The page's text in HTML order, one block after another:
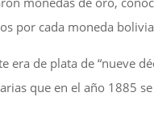
por cada moneda
era de plata de “nueve
que en el año 1885